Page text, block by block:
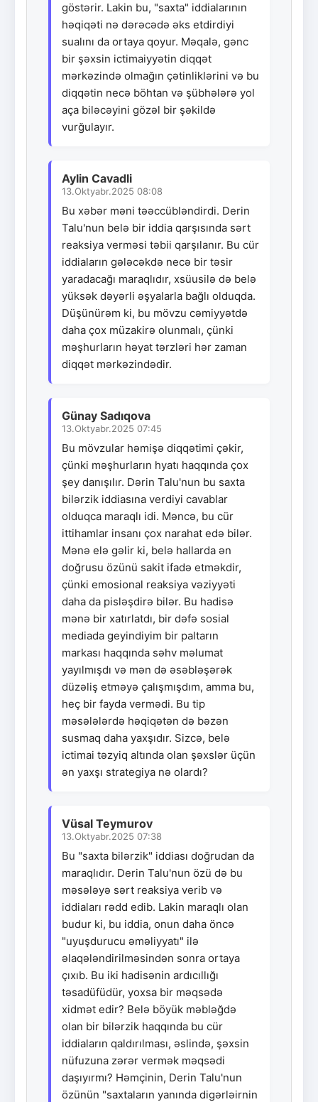
göstərir. Lakin bu, "saxta" iddialarının
həqiqəti nə dərəcədə əks etdirdiyi
sualını da ortaya qoyur. Məqalə, gənc
bir şəxsin ictimaiyyətin diqqət
mərkəzində olmağın çətinliklərini və bu
diqqətin necə böhtan və şübhələrə yol
aça biləcəyini gözəl bir şəkildə
vurğulayır.
Aylin Cavadli
13.Oktyabr.2025 08:08
Bu xəbər məni təəccübləndirdi. Derin
Talu'nun belə bir iddia qarşısında sərt
reaksiya verməsi təbii qarşılanır. Bu cür
iddiaların gələcəkdə necə bir təsir
yaradacağı maraqlıdır, xsüusilə də belə
yüksək dəyərli əşyalarla bağlı olduqda.
Düşünürəm ki, bu mövzu cəmiyyətdə
daha çox müzakirə olunmalı, çünki
məşhurların həyat tərzləri hər zaman
diqqət mərkəzindədir.
Günay Sadıqova
13.Oktyabr.2025 07:45
Bu mövzular həmişə diqqətimi çəkir,
çünki məşhurların hyatı haqqında çox
şey danışılır. Dərin Talu'nun bu saxta
bilərzik iddiasına verdiyi cavablar
olduqca maraqlı idi. Məncə, bu cür
ittihamlar insanı çox narahat edə bilər.
Mənə elə gəlir ki, belə hallarda ən
doğrusu özünü sakit ifadə etməkdir,
çünki emosional reaksiya vəziyyəti
daha da pisləşdirə bilər. Bu hadisə
mənə bir xatırlatdı, bir dəfə sosial
mediada geyindiyim bir paltarın
markası haqqında səhv məlumat
yayılmışdı və mən də əsəbləşərək
düzəliş etməyə çalışmışdım, amma bu,
heç bir fayda vermədi. Bu tip
məsələlərdə həqiqətən də bəzən
susmaq daha yaxşıdır. Sizcə, belə
ictimai təzyiq altında olan şəxslər üçün
ən yaxşı strategiya nə olardı?
Vüsal Teymurov
13.Oktyabr.2025 07:38
Bu "saxta bilərzik" iddiası doğrudan da
maraqlıdır. Derin Talu'nun özü də bu
məsələyə sərt reaksiya verib və
iddiaları rədd edib. Lakin maraqlı olan
budur ki, bu iddia, onun daha öncə
"uyuşdurucu əməliyyatı" ilə
əlaqələndirilməsindən sonra ortaya
çıxıb. Bu iki hadisənin ardıcıllığı
təsadüfüdür, yoxsa bir məqsədə
xidmət edir? Belə böyük məbləğdə
olan bir bilərzik haqqında bu cür
iddiaların qaldırılması, əslində, şəxsin
nüfuzuna zərər vermək məqsədi
daşıyırmı? Həmçinin, Derin Talu'nun
özünün "saxtaların yanında digərləirnin